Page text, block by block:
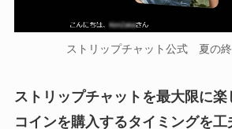
ストリップチャット公式 夏の
ストリップチャットを最大限に楽
コインを購入するタイミングを工